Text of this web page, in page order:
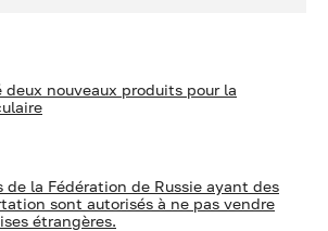
deux nouveaux produits pour la
de la Fédération de Russie ayant des
sont autorisés à ne pas vendre
étrangères.